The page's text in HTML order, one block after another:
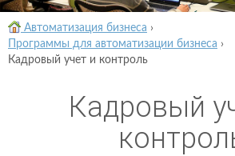
Автоматизация бизнеса ›
Программы для автоматизации бизнеса ›
Кадровый учет и контроль
Кадровый